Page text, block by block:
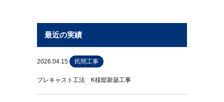
最近の実績
2026.04.15 民間工事
プレキャスト工法 K様邸新築工事